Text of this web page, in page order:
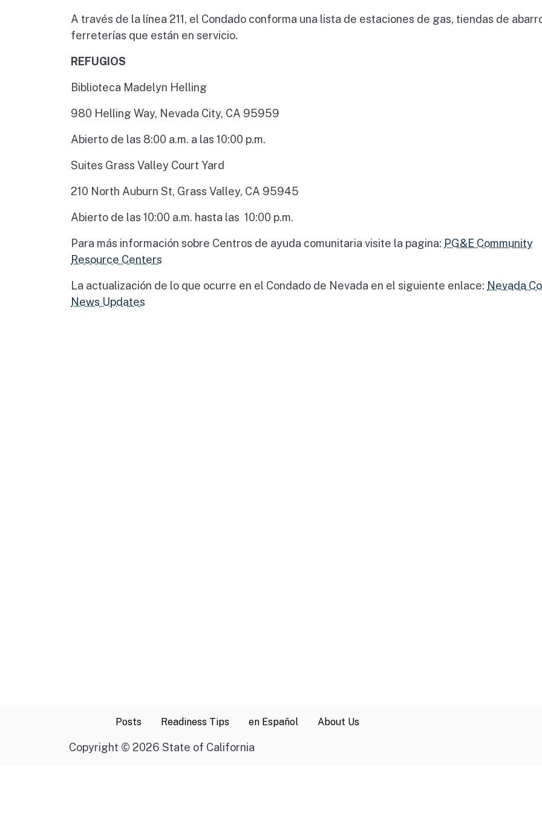
A través de la línea 211, el Condado conforma una lista de estaciones de gas, tiendas de
ferreterías que están en servicio.
REFUGIOS
Biblioteca Madelyn Helling
980 Helling Way, Nevada City, CA 95959
Abierto de las 8:00 a.m. a las 10:00 p.m.
Suites Grass Valley Court Yard
210 North Auburn St, Grass Valley, CA 95945
Abierto de las 10:00 a.m. hasta las 10:00 p.m.
Para más información sobre Centros de ayuda comunitaria visite la pagina: PG&E Community
Resource Centers
La actualización de lo que ocurre en el Condado de Nevada en el siguiente enlace: Nevada
News Updates
Posts Readiness Tips en Español About Us
Copyright © 2026 State of California